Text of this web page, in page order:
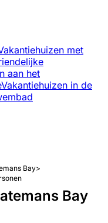
met
aan het
Vakantiehuizen in de
Bay>
Bay